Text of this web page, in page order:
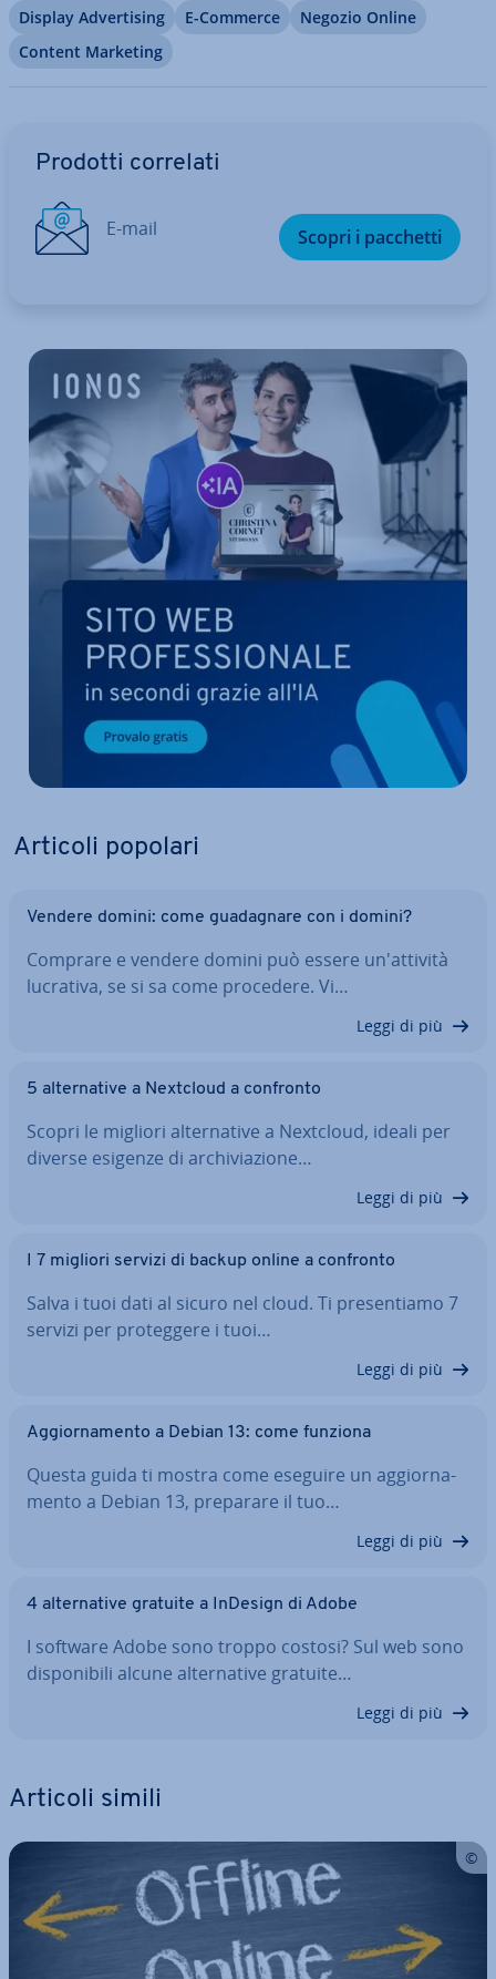
Display Ad­ver­ti­sing E-Commerce
Negozio Online
Content Marketing
Prodotti correlati
E-mail Scopri i pacchetti
Articoli popolari
Vendere domini: come gua­da­gna­re con i domini?
Comprare e vendere domini può essere un'at­ti­vi­tà
lucrativa, se si sa come procedere. Vi…
Leggi di più
5 al­ter­na­ti­ve a Nextcloud a confronto
Scopri le migliori al­ter­na­ti­ve a Nextcloud, ideali per
diverse esigenze di ar­chi­via­zio­ne…
Leggi di più
I 7 migliori servizi di backup online a confronto
Salva i tuoi dati al sicuro nel cloud. Ti pre­sen­tia­mo 7
servizi per pro­teg­ge­re i tuoi…
Leggi di più
Ag­gior­na­men­to a Debian 13: come funziona
Questa guida ti mostra come eseguire un ag­gior­na­
men­to a Debian 13, preparare il tuo…
Leggi di più
4 al­ter­na­ti­ve gratuite a InDesign di Adobe
I software Adobe sono troppo costosi? Sul web sono
di­spo­ni­bi­li alcune al­ter­na­ti­ve gratuite…
Leggi di più
Articoli simili